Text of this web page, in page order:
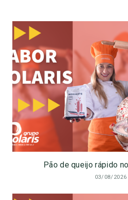
Pão de queijo rápido
03/08/2026